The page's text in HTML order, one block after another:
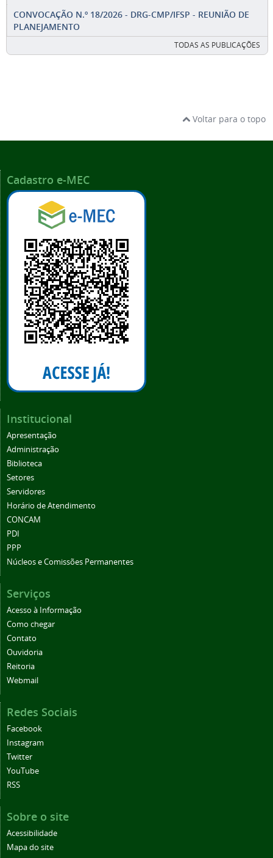
CONVOCAÇÃO N.º 18/2026 - DRG-CMP/IFSP - REUNIÃO DE
PLANEJAMENTO
TODAS AS PUBLICAÇÕES
Voltar para o topo
Cadastro e-MEC
Institucional
Apresentação
Administração
Biblioteca
Setores
Servidores
Horário de Atendimento
CONCAM
PDI
PPP
Núcleos e Comissões Permanentes
Serviços
Acesso à Informação
Como chegar
Contato
Ouvidoria
Reitoria
Webmail
Redes Sociais
Facebook
Instagram
Twitter
YouTube
RSS
Sobre o site
Acessibilidade
Mapa do site